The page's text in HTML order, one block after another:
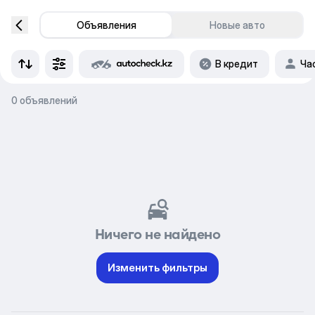
Объявления Новые авто
В кредит
0 объявлений
Ничего не найдено
Изменить фильтры